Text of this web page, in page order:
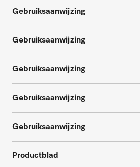
Onderdelen
Neem contact met
Gebruiksaanwijzing
Gebruiksaanwijzing
Gebruiksaanwijzing
Gebruiksaanwijzing
Gebruiksaanwijzing
Productblad